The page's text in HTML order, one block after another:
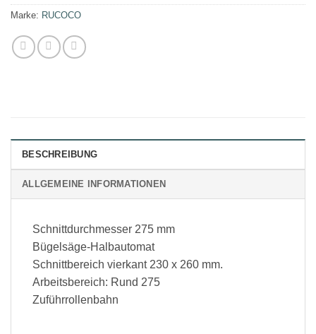
Marke: RUCOCO
BESCHREIBUNG
ALLGEMEINE INFORMATIONEN
Schnittdurchmesser 275 mm
Bügelsäge-Halbautomat
Schnittbereich vierkant 230 x 260 mm.
Arbeitsbereich: Rund 275
Zuführrollenbahn